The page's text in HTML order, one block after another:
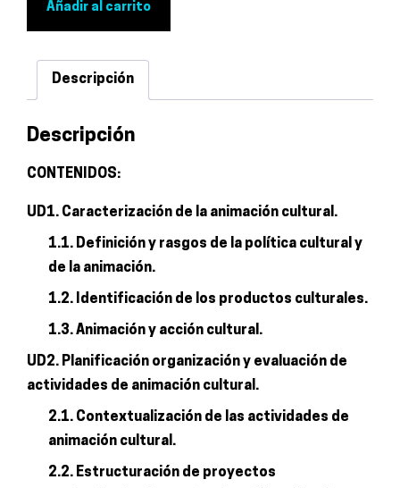
cantidad
Añadir al carrito
Descripción
Descripción
CONTENIDOS:
UD1. Caracterización de la animación cultural.
1.1. Definición y rasgos de la política cultural y
de la animación.
1.2. Identificación de los productos culturales.
1.3. Animación y acción cultural.
UD2. Planificación organización y evaluación de
actividades de animación cultural.
2.1. Contextualización de las actividades de
animación cultural.
2.2. Estructuración de proyectos